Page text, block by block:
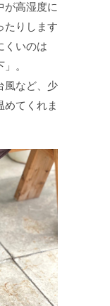
が高湿度に
たりします
くいのは
。
風など、少
めてくれま